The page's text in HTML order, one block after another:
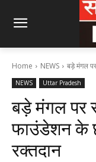
Home NEWS बड़े मंगल
NEWS Uttar Pradesh
बड़े मंगल पर
फाउंडेशन के
रक्तदान